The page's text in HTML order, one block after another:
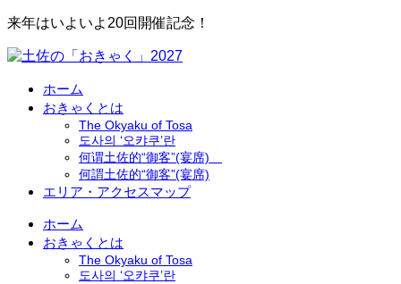
来年はいよいよ20回開催記念！
ホーム
おきゃくとは
The Okyaku of Tosa
도사의 ‘오캬쿠’란
何谓土佐的“御客”(宴席)
何謂土佐的“御客”(宴席)
エリア・アクセスマップ
ホーム
おきゃくとは
The Okyaku of Tosa
도사의 ‘오캬쿠’란